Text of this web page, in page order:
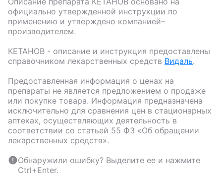
официально утвержденной инструкции по
применению и утверждено компанией–
производителем.
КЕТАНОВ - описание и инструкция предоставлены
справочником лекарственных средств Видаль.
Предоставленная информация о ценах на
препараты не является предложением о продаже
или покупке товара. Информация предназначена
исключительно для сравнения цен в стационарных
аптеках, осуществляющих деятельность в
соответствии со статьей 55 ФЗ «Об обращении
лекарственных средств».
Обнаружили ошибку? Выделите ее и нажмите
Ctrl+Enter.